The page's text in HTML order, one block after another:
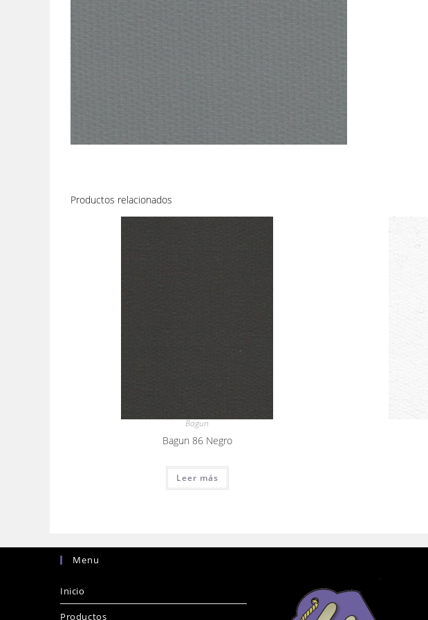
Productos relacionados
Bagun
Bagun 86 Negro
Leer más
Menu
Inicio
Productos